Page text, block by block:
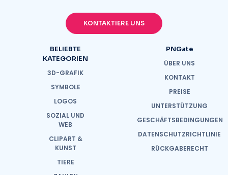
KONTAKTIERE UNS
BELIEBTE
KATEGORIEN
3D-GRAFIK
SYMBOLE
LOGOS
SOZIAL UND
WEB
CLIPART &
KUNST
TIERE
PNGate
ÜBER UNS
KONTAKT
PREISE
UNTERSTÜTZUNG
GESCHÄFTSBEDINGUNGEN
DATENSCHUTZRICHTLINIE
RÜCKGABERECHT